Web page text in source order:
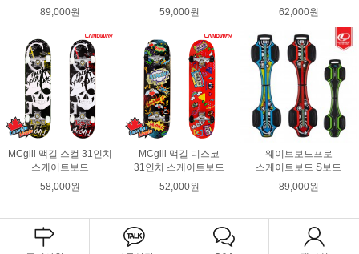
89,000원
59,000원
62,000원
MCgill 맥길 스컬 31인치
스케이트보드
58,000원
MCgill 맥길 디스코
31인치 스케이트보드
52,000원
웨이브보드프로
스케이트보드 S보드
89,000원